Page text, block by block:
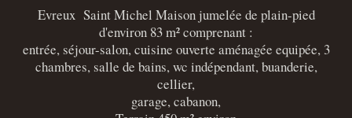
Evreux Saint Michel Maison jumelée de plain-pied
d'environ 83 m² comprenant :
entrée, séjour-salon, cuisine ouverte aménagée equipée, 3
chambres, salle de bains, wc indépendant, buanderie,
cellier,
garage, cabanon,